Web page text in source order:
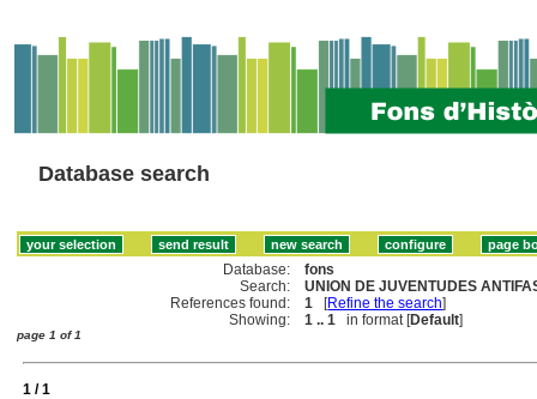
Database search
Database:
fons
Search:
UNION DE JUVENTUDES
References found:
1 [Refine the search]
Showing:
1 .. 1 in format [Default]
page 1 of 1
1 / 1